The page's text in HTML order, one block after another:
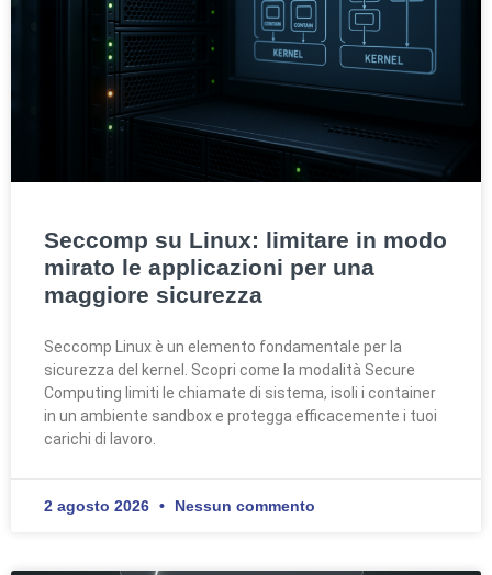
Seccomp su Linux: limitare in modo
mirato le applicazioni per una
maggiore sicurezza
Seccomp Linux è un elemento fondamentale per la
sicurezza del kernel. Scopri come la modalità Secure
Computing limiti le chiamate di sistema, isoli i container
in un ambiente sandbox e protegga efficacemente i tuoi
carichi di lavoro.
2 agosto 2026 Nessun commento